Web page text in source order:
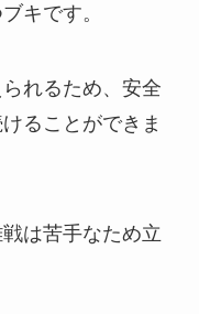
キです。
れるため、安全
ることができま
は苦手なため立